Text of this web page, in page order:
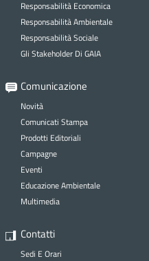
Responsabilità Economica
Responsabilità Ambientale
Responsabilità Sociale
Gli Stakeholder Di GAIA
Comunicazione
Novità
Comunicati Stampa
Prodotti Editoriali
Campagne
Eventi
Educazione Ambientale
Multimedia
Contatti
Sedi E Orari